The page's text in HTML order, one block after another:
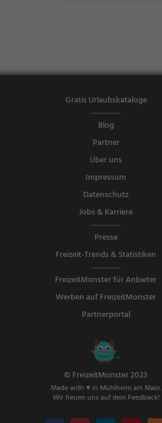
Gratis Urlaubskataloge
Blog
Partner
Über uns
Impressum
Datenschutz
Jobs & Karriere
Presse
Freizeit-Trends & Statistiken
FreizeitMonster für Anbieter
Werben auf FreizeitMonster
Partnerportal
© FreizeitMonster 2023
Made with ♥ in Mühlheim am Main.
Wir freuen uns auf dein Feedback!